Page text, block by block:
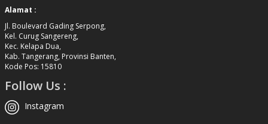
Alamat :
Jl. Boulevard Gading Serpong,
Kel. Curug Sangereng,
Kec. Kelapa Dua,
Kab. Tangerang, Provinsi Banten,
Kode Pos: 15810
Follow Us :
Instagram